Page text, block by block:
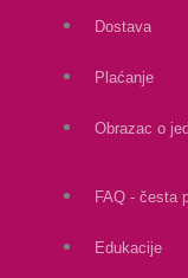
Dostava
Plaćanje
Obrazac o
FAQ - česta
Edukacije